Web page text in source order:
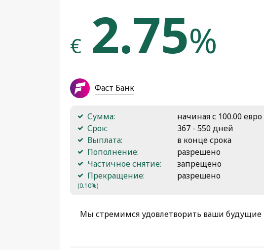
€ 2.75%
Фаст Банк
Сумма:
начиная с 100.00 евро
Срок:
367 - 550 дней
Выплата:
в конце срока
Пополнение:
разрешено
Частичное снятие:
запрещено
Прекращение:
разрешено
(0.10%)
Мы стремимся удовлетворить ваши будущие